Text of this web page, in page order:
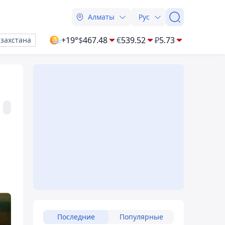
Алматы Рус
+19°$467.48 €539.52 ₽5.73
Последние Популярные